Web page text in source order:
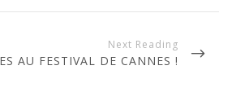
AU FESTIVAL DE CANNES !